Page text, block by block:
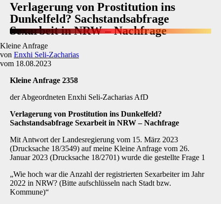
Verlagerung von Prostitution ins
Dunkelfeld? Sachstandsabfrage
Sexarbeit in NRW – Nachfrage
Kleine Anfrage
von Enxhi Seli-Zacharias
vom 18.08.2023
Kleine Anfrage 2358
der Abgeordneten Enxhi Seli-Zacharias AfD
Verlagerung von Prostitution ins Dunkelfeld?
Sachstandsabfrage Sexarbeit in NRW–Nachfrage
Mit Antwort der Landesregierung vom 15. März 2023
(Drucksache 18/3549) auf meine Kleine Anfrage vom 26.
Januar 2023 (Drucksache 18/2701) wurde die gestellte Frage 1
„Wie hoch war die Anzahl der registrierten Sexarbeiter im Jahr
2022 in NRW? (Bitte aufschlüsseln nach Stadt bzw.
Kommune)“